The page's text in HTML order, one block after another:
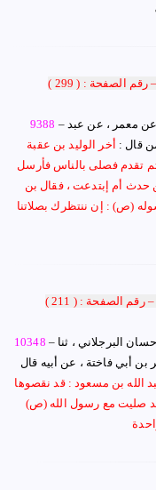
– رقم الصفحة : ( 299 )
9388
عن معمر ، عن عبد
قال : أخر الوليد بن عقبة
تقدم فصلى بالناس فأرسل
حدث أم إبتدعت ، فقال بن
(ص) : إن ننتظرك بصلاتنا
رقم الصفحة : ( 211 )
10348 – حدثنا : أسلم بن سهل الواسطي ، ثنا : محمد بن حسان البرجلاني ، ثنا
أبي فاختة ، عن أبيه قال
الله بن مسعود : قد نقصوها
صليت مع رسول الله (ص)